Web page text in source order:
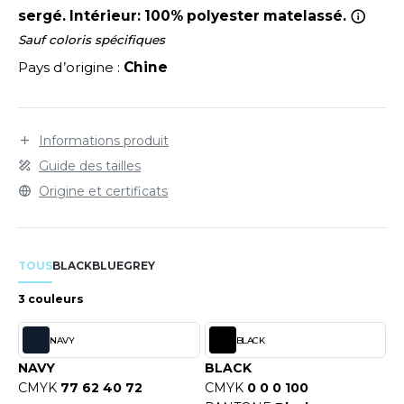
IN EUROPE
LABEL / TEAR AWAY
SHOPPING
ROW
OF THE LOOM
OF THE LOOM VINTAGE
- BLANKS
sergé. Intérieur: 100% polyester matelassé.
Sauf coloris spécifiques
Pays d’origine : Chine
Informations produit
Guide des tailles
Origine et certificats
TOUSBLACKBLUEGREY
3 couleurs
NAVY
NAVY
CMYK 77 62 40 72
BLACK
BLACK
CMYK 0 0 0 100